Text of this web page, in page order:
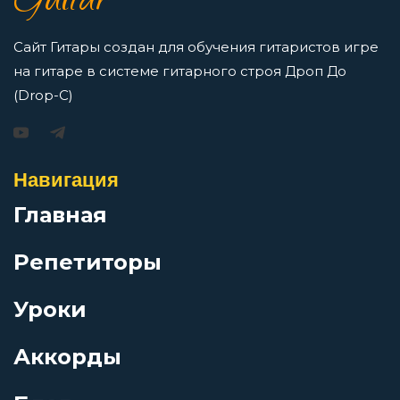
Бессмертная сестра Хо
Блюз диких людей (Иди туда
Блюз НТР
Блюз простого человека
Просмотров: 16421 чел.
гитары
Перейти
Просмотров: 10504 чел.
Сайт Гитары создан для обучения гитаристов игре
на гитаре в системе гитарного строя Дроп До
(Drop-C)
Навигация
Главная
Репетиторы
Уроки
Аккорды